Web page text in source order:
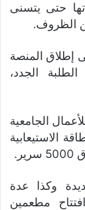
حتى يتسنى
الظروف.
إطلاق المنصة
الجدد،
الجامعية
الاستيعابية
وكذا عدة
مطعمين